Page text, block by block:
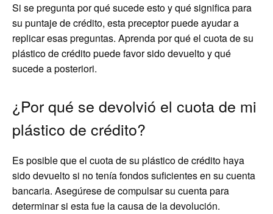
Si se pregunta por qué sucede esto y qué significa para
su puntaje de crédito, esta preceptor puede ayudar a
replicar esas preguntas. Aprenda por qué el cuota de su
plástico de crédito puede favor sido devuelto y qué
sucede a posteriori.
¿Por qué se devolvió el cuota de mi
plástico de crédito?
Es posible que el cuota de su plástico de crédito haya
sido devuelto si no tenía fondos suficientes en su cuenta
bancaria. Asegúrese de compulsar su cuenta para
determinar si esta fue la causa de la devolución.